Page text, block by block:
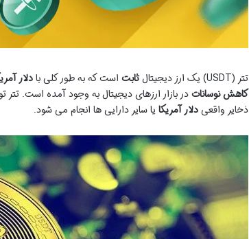
تتر (USDT) یک ارز دیجیتال ثابت است که به طور کلی بادلار
کاهش نوساناتدر بازار ارزهای دیجیتال به وجود آمده است.
ذخایر واقعیدلار آمریکایا سایر دارایی ها انجام می شود.